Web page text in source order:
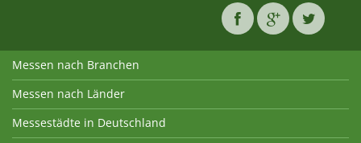
Messen nach Branchen
Messen nach Länder
Messestädte in Deutschland